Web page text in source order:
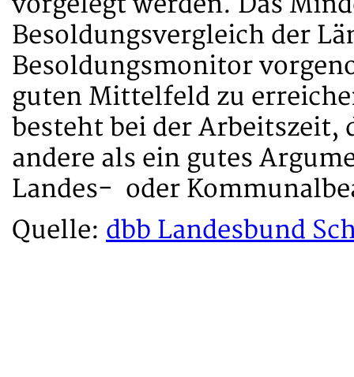
Besoldungsvergleich der
Besoldungsmonitor
guten Mittelfeld zu
besteht bei der Arbeitszeit,
andere als ein gutes
Landes- oder
Quelle: dbb Landesbund